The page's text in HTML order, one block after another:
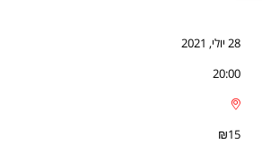
28 יולי, 2021
20:00
₪15